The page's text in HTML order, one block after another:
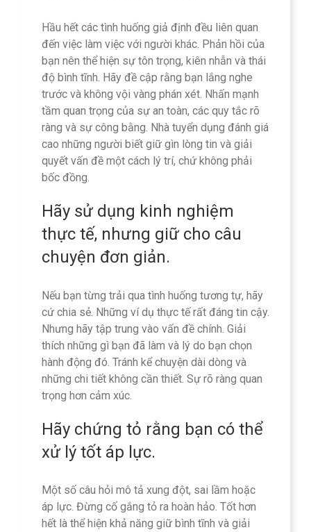
Hầu hết các tình huống giả định đều liên quan
đến việc làm việc với người khác. Phản hồi của
bạn nên thể hiện sự tôn trọng, kiên nhẫn và thái
độ bình tĩnh. Hãy đề cập rằng bạn lắng nghe
trước và không vội vàng phán xét. Nhấn mạnh
tầm quan trọng của sự an toàn, các quy tắc rõ
ràng và sự công bằng. Nhà tuyển dụng đánh giá
cao những người biết giữ gìn lòng tin và giải
quyết vấn đề một cách lý trí, chứ không phải
bốc đồng.
Hãy sử dụng kinh nghiệm
thực tế, nhưng giữ cho câu
chuyện đơn giản.
Nếu bạn từng trải qua tình huống tương tự, hãy
cứ chia sẻ. Những ví dụ thực tế rất đáng tin cậy.
Nhưng hãy tập trung vào vấn đề chính. Giải
thích những gì bạn đã làm và lý do bạn chọn
hành động đó. Tránh kể chuyện dài dòng và
những chi tiết không cần thiết. Sự rõ ràng quan
trọng hơn cảm xúc.
Hãy chứng tỏ rằng bạn có thể
xử lý tốt áp lực.
Một số câu hỏi mô tả xung đột, sai lầm hoặc
áp lực. Đừng cố gắng tỏ ra hoàn hảo. Tốt hơn
hết là thể hiện khả năng giữ bình tĩnh và giải